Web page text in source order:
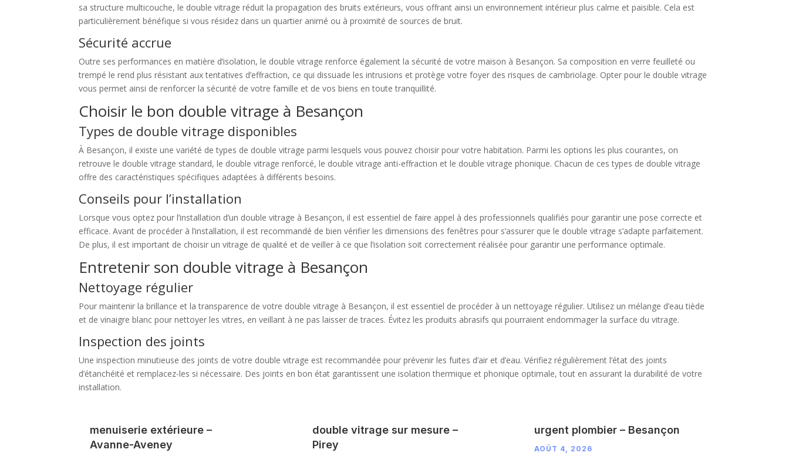
sa structure multicouche, le double vitrage réduit la propagation des bruits extérieurs, vous offrant ainsi un environnement intérieur plus calme et paisible. Cela est
particulièrement bénéfique si vous résidez dans un quartier animé ou à proximité de sources de bruit.
Sécurité accrue
Outre ses performances en matière d’isolation, le double vitrage renforce également la sécurité de votre maison à Besançon. Sa composition en verre feuilleté ou
trempé le rend plus résistant aux tentatives d’effraction, ce qui dissuade les intrusions et protège votre foyer des risques de cambriolage. Opter pour le double vitrage
vous permet ainsi de renforcer la sécurité de votre famille et de vos biens en toute tranquillité.
Choisir le bon double vitrage à Besançon
Types de double vitrage disponibles
À Besançon, il existe une variété de types de double vitrage parmi lesquels vous pouvez choisir pour votre habitation. Parmi les options les plus courantes, on
retrouve le double vitrage standard, le double vitrage renforcé, le double vitrage anti-effraction et le double vitrage phonique. Chacun de ces types de double vitrage
offre des caractéristiques spécifiques adaptées à différents besoins.
Conseils pour l’installation
Lorsque vous optez pour l’installation d’un double vitrage à Besançon, il est essentiel de faire appel à des professionnels qualifiés pour garantir une pose correcte et
efficace. Avant de procéder à l’installation, il est recommandé de bien vérifier les dimensions des fenêtres pour s’assurer que le double vitrage s’adapte parfaitement.
De plus, il est important de choisir un vitrage de qualité et de veiller à ce que l’isolation soit correctement réalisée pour garantir une performance optimale.
Entretenir son double vitrage à Besançon
Nettoyage régulier
Pour maintenir la brillance et la transparence de votre double vitrage à Besançon, il est essentiel de procéder à un nettoyage régulier. Utilisez un mélange d’eau tiède
et de vinaigre blanc pour nettoyer les vitres, en veillant à ne pas laisser de traces. Évitez les produits abrasifs qui pourraient endommager la surface du vitrage.
Inspection des joints
Une inspection minutieuse des joints de votre double vitrage est recommandée pour prévenir les fuites d’air et d’eau. Vérifiez régulièrement l’état des joints
d’étanchéité et remplacez-les si nécessaire. Des joints en bon état garantissent une isolation thermique et phonique optimale, tout en assurant la durabilité de votre
installation.
menuiserie extérieure –
Avanne-Aveney
double vitrage sur mesure –
Pirey
urgent plombier – Besançon
AOÛT 4, 2026